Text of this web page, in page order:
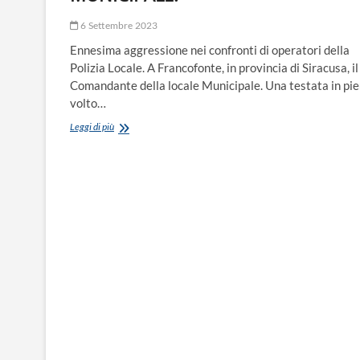
6 Settembre 2023
Ennesima aggressione nei confronti di operatori della
Polizia Locale. A Francofonte, in provincia di Siracusa, il
Comandante della locale Municipale. Una testata in
volto…
Leggi di piùFRANCOFONTE